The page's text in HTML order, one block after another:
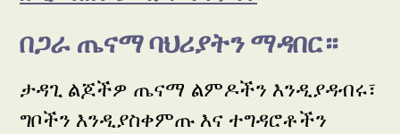
በጋራ ጤናማ ባህሪያትን ማዳበር።
ታዳጊ ልጆችዎ ጤናማ ልምዶችን እንዲያዳብሩ፣
ግቦችን እንዲያስቀምጡ እና ተግዳሮቶችን